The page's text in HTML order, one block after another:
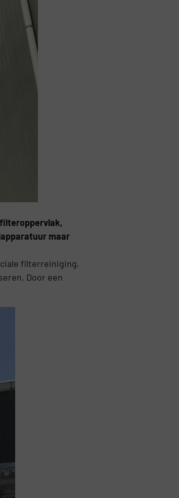
maar
filterreiniging,
Door een